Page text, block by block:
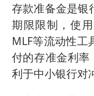
存款准备金是银
期限限制，使
MLF等流动性工
付的存准金利率
利于中小银行对